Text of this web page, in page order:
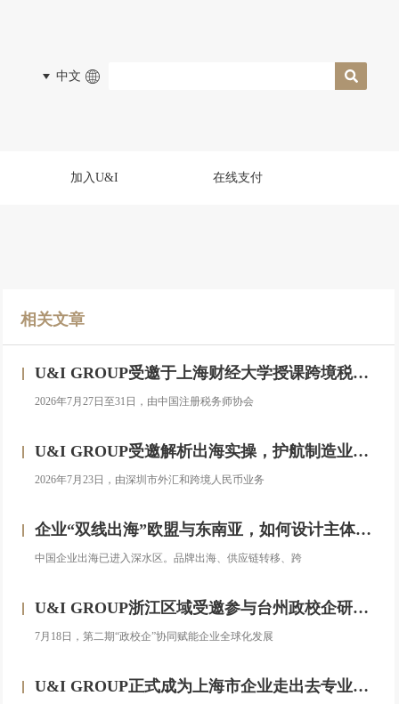
中文
加入U&I 在线支付
相关文章
U&I GROUP受邀于上海财经大学授课跨境税务合规与高净值人群财务税务服务专题研修班
2026年7月27日至31日，由中国注册税务师协会
U&I GROUP受邀解析出海实操，护航制造业企业汇率风险管理
2026年7月23日，由深圳市外汇和跨境人民币业务
企业“双线出海”欧盟与东南亚，如何设计主体架构？——对话汇智集团
中国企业出海已进入深水区。品牌出海、供应链转移、跨
U&I GROUP浙江区域受邀参与台州政校企研修班，助力浙企搭建跨境投资合规框架
7月18日，第二期“政校企”协同赋能企业全球化发展
U&I GROUP正式成为上海市企业走出去专业服务联盟成员